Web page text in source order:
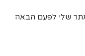
שלי לפעם הבאה